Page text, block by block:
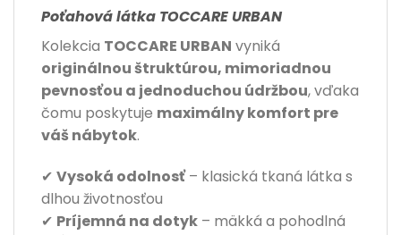
Poťahová látka TOCCARE URBAN
Kolekcia TOCCARE URBAN vyniká
originálnou štruktúrou, mimoriadnou
pevnosťou a jednoduchou údržbou, vďaka
čomu poskytuje maximálny komfort pre
váš nábytok.
✔ Vysoká odolnosť– klasická tkaná látka s
dlhou životnosťou
✔ Príjemná na dotyk – mäkká a pohodlná